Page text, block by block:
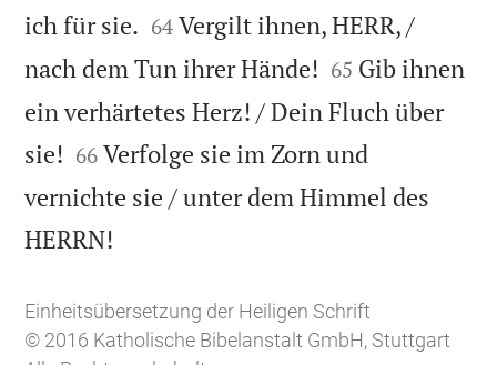
ich für sie. 

64 Vergilt ihnen, HERR, /
nach dem Tun ihrer Hände! 

65 Gib ihnen
ein verhärtetes Herz! / Dein Fluch über
sie! 

66 Verfolge sie im Zorn und
vernichte sie / unter dem Himmel des
HERRN!
Einheitsübersetzung der Heiligen Schrift
© 2016 Katholische Bibelanstalt GmbH, Stuttgart